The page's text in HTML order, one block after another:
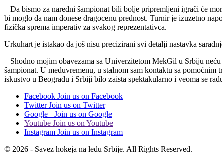
– Da bismo za naredni šampionat bili bolje pripremljeni igrači će
bi moglo da nam donese dragocenu prednost. Turnir je izuzetno
fizička sprema imperativ za svakog reprezentativca.
Urkuhart je istakao da još nisu precizirani svi detalji nastavka
– Shodno mojim obavezama sa Univerzitetom MekGil u Srbiju
šampionat. U međuvremenu, u stalnom sam kontaktu sa
iskustvo u Beogradu i Srbiji bilo zaista spektakularno i veoma se
Facebook Join us on Facebook
Twitter Join us on Twitter
Google+ Join us on Google
Youtube Join us on Youtube
Instagram Join us on Instagram
© 2026 - Savez hokeja na ledu Srbije. All Rights Reserved.